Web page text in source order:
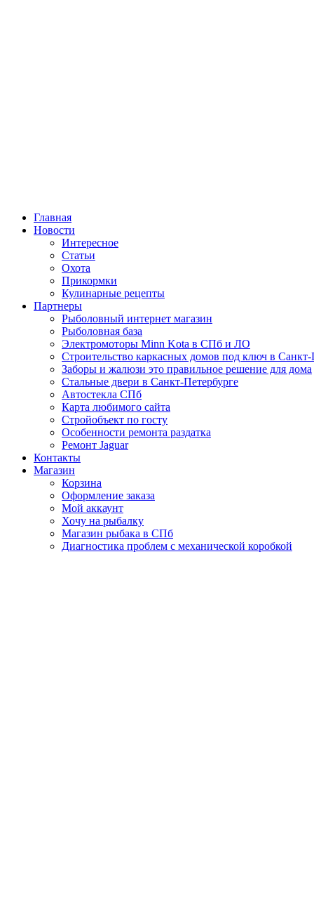
Главная
Новости
Интересное
Статьи
Охота
Прикормки
Кулинарные рецепты
Партнеры
Рыболовный интернет магазин
Рыболовная база
Электромоторы Minn Kota в СПб и ЛО
Строительство каркасных домов под ключ в Санкт-
Заборы и жалюзи это правильное решение для дома
Стальные двери в Санкт-Петербурге
Автостекла СПб
Карта любимого сайта
Стройобъект по госту
Особенности ремонта раздатка
Ремонт Jaguar
Контакты
Магазин
Корзина
Оформление заказа
Мой аккаунт
Хочу на рыбалку
Магазин рыбака в СПб
Диагностика проблем с механической коробкой